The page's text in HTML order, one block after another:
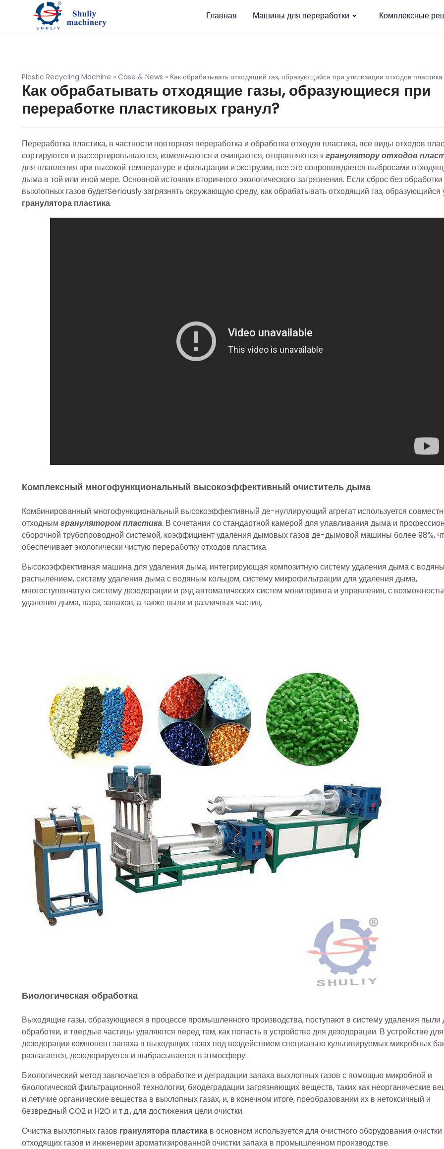
Главная Машины для переработки Комплексные
Plastic Recycling Machine » Case & News » Как обрабатывать отходящий газ, образующийся при утилизации отходов пластика
Как обрабатывать отходящие газы, образующиеся при
переработке пластиковых гранул?
Переработка пластика, в частности повторная переработка и обработка отходов пластика, все виды отходов
сортируются и рассортировываются, измельчаются и очищаются, отправляются кгранулятору отходов
для плавления при высокой температуре и фильтрации и экструзии, все это сопровождается выбросами
дыма в той или иной мере. Основной источник вторичного экологического загрязнения. Если сброс без обработки
выхлопных газов будетSeriously загрязнять окружающую среду, как обрабатывать отходящий газ, образующийся
гранулятора пластика.
Комплексный многофункциональный высокоэффективный очиститель дыма
Комбинированный многофункциональный высокоэффективный де-нуллирующий агрегат используется
отходным гранулятором пластика. В сочетании со стандартной камерой для улавливания дыма и
сборочной трубопроводной системой, коэффициент удаления дымовых газов де-дымовой машины более 98%,
обеспечивает экологически чистую переработку отходов пластика.
Высокоэффективная машина для удаления дыма, интегрирующая композитную систему удаления дыма с
распылением, систему удаления дыма с водяным кольцом, систему микрофильтрации для удаления дыма,
многоступенчатую систему дезодорации и ряд автоматических систем мониторинга и управления, с
удаления дыма, пара, запахов, а также пыли и различных частиц.
Биологическая обработка
Выходящие газы, образующиеся в процессе промышленного производства, поступают в систему удаления пыли
обработки, и твердые частицы удаляются перед тем, как попасть в устройство для дезодорации. В устройстве для
дезодорации компонент запаха в выходящих газах под воздействием специально культивируемых микробных
разлагается, дезодорируется и выбрасывается в атмосферу.
Биологический метод заключается в обработке и деградации запаха выхлопных газов с помощью микробной и
биологической фильтрационной технологии, биодеградации загрязняющих веществ, таких как неорганические
и летучие органические вещества в выхлопных газах, и, в конечном итоге, преобразовании их в нетоксичный и
безвредный CO2 и H2O и т.д., для достижения цели очистки.
Очистка выхлопных газов гранулятора пластика в основном используется для очистного оборудования очистки
отходящих газов и инженерии ароматизированной очистки запаха в промышленном производстве.